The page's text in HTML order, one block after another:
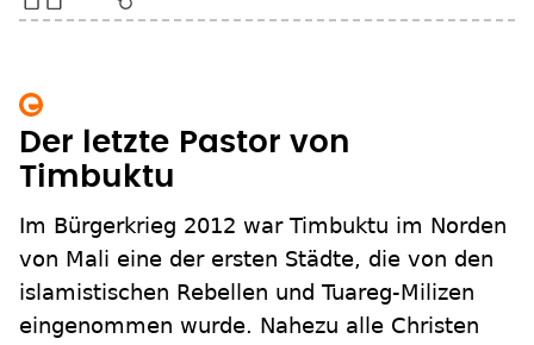
Der letzte Pastor von
Timbuktu
Im Bürgerkrieg 2012 war Timbuktu im Norden
von Mali eine der ersten Städte, die von den
islamistischen Rebellen und Tuareg-Milizen
eingenommen wurde. Nahezu alle Christen